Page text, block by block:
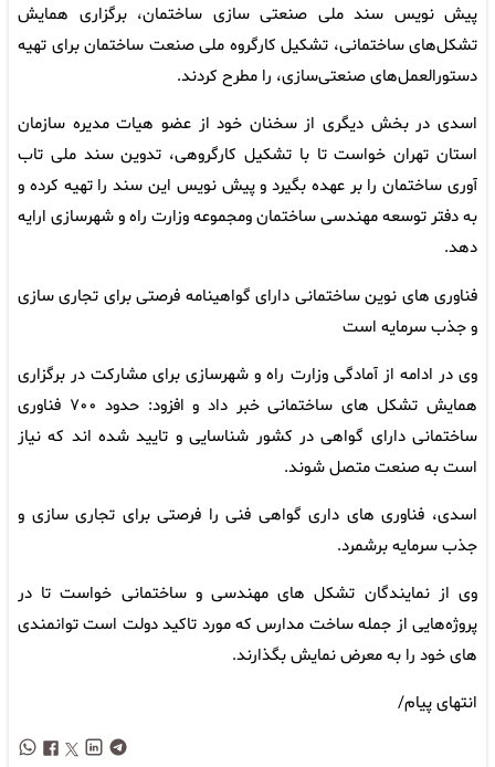
پیش نویس سند ملی صنعتی سازی ساختمان، برگزاری همایش
تشکل‌های ساختمانی، تشکیل کارگروه ملی صنعت ساختمان برای تهیه
دستورالعمل‌های صنعتی‌سازی، را مطرح کردند.
اسدی در بخش دیگری از سخنان خود از عضو هیات مدیره سازمان
استان تهران خواست تا با تشکیل کارگروهی، تدوین سند ملی تاب
آوری ساختمان را بر عهده بگیرد و پیش نویس این سند را تهیه کرده و
به دفتر توسعه مهندسی ساختمان ومجموعه وزارت راه و شهرسازی ارایه
دهد.
فناوری های نوین ساختمانی دارای گواهینامه فرصتی برای تجاری سازی
و جذب سرمایه است
وی در ادامه از آمادگی وزارت راه و شهرسازی برای مشارکت در برگزاری
همایش تشکل های ساختمانی خبر داد و افزود: حدود ۷۰۰ فناوری
ساختمانی دارای گواهی در کشور شناسایی و تایید شده اند که نیاز
است به صنعت متصل شوند.
اسدی، فناوری های داری گواهی فنی را فرصتی برای تجاری سازی و
جذب سرمایه برشمرد.
وی از نمایندگان تشکل های مهندسی و ساختمانی خواست تا در
پروژه‌هایی از جمله ساخت مدارس که مورد تاکید دولت است توانمندی
های خود را به معرض نمایش بگذارند.
انتهای پیام/